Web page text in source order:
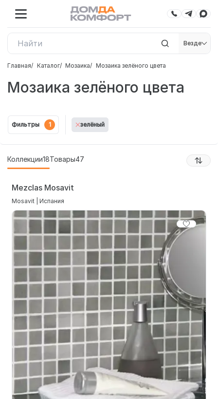
Везде
Главная Каталог Мозаика Мозаика зелёного цвета
Мозаика зелёного цвета
Фильтры 1 зелёный
Коллекции18Товары47
Mezclas Mosavit
Mosavit | Испания